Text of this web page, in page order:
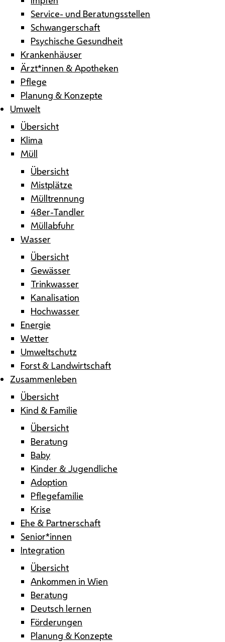
Service- und Beratungsstellen
Schwangerschaft
Psychische Gesundheit
Krankenhäuser
Ärzt*innen & Apotheken
Pflege
Planung & Konzepte
Umwelt
Übersicht
Klima
Müll
Übersicht
Mistplätze
Mülltrennung
48er-Tandler
Müllabfuhr
Wasser
Übersicht
Gewässer
Trinkwasser
Kanalisation
Hochwasser
Energie
Wetter
Umweltschutz
Forst & Landwirtschaft
Zusammenleben
Übersicht
Kind & Familie
Übersicht
Beratung
Baby
Kinder & Jugendliche
Adoption
Pflegefamilie
Krise
Ehe & Partnerschaft
Senior*innen
Integration
Übersicht
Ankommen in Wien
Beratung
Deutsch lernen
Förderungen
Planung & Konzepte